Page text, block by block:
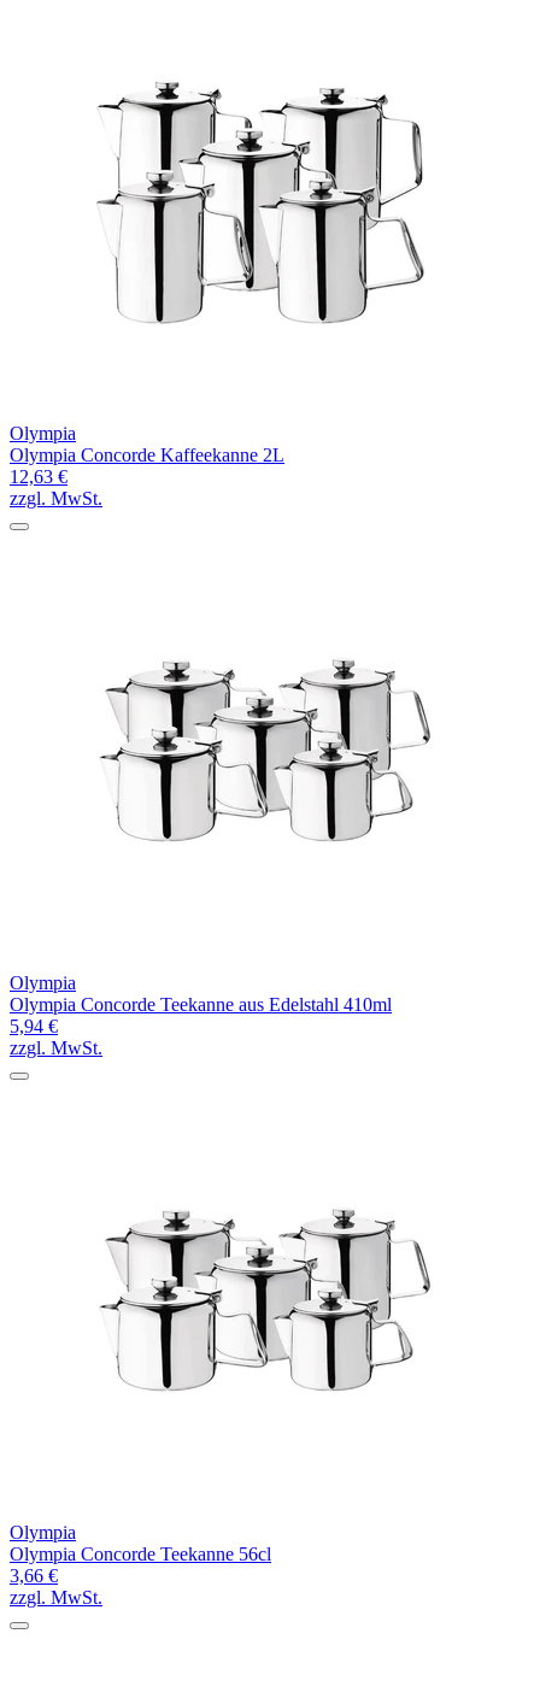
Olympia
Olympia Concorde Kaffeekanne 2L
12,63 €
zzgl. MwSt.
Olympia
Olympia Concorde Teekanne aus Edelstahl 410ml
5,94 €
zzgl. MwSt.
Olympia
Olympia Concorde Teekanne 56cl
3,66 €
zzgl. MwSt.